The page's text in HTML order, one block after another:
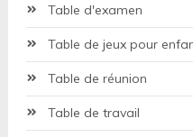
Table d'examen
Table de jeux pour
Table de réunion
Table de travail